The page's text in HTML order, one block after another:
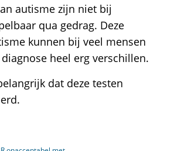
autisme zijn niet bij
qua gedrag. Deze
kunnen bij veel mensen
heel erg verschillen.
dat deze testen